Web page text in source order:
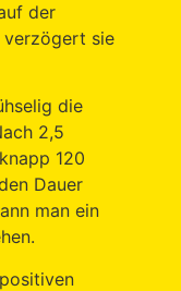
der
sie
die
2,5
120
Dauer
man ein